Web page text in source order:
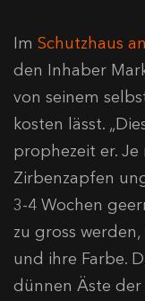
Im Schutzhaus
den Inhaber
von seinem
kosten lässt.
prophezeit er.
Zirbenzapfen
3-4 Wochen
zu gross
und ihre Farbe.
dünnen Äste